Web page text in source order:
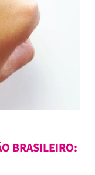
BRASILEIRO: